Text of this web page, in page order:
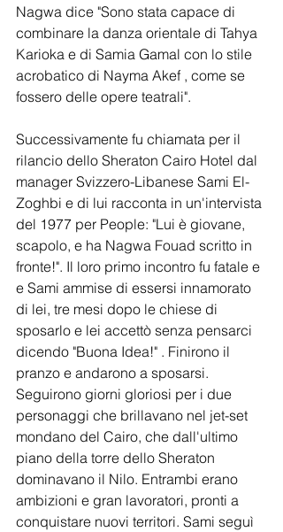
Nagwa dice "Sono stata capace di
combinare la danza orientale di Tahya
Karioka e di Samia Gamal con lo stile
acrobatico di Nayma Akef , come se
fossero delle opere teatrali".
Successivamente fu chiamata per il
rilancio dello Sheraton Cairo Hotel dal
manager Svizzero-Libanese Sami El-
Zoghbi e di lui racconta in un'intervista
del 1977 per People: "Lui è giovane,
scapolo, e ha Nagwa Fouad scritto in
fronte!". Il loro primo incontro fu fatale e
e Sami ammise di essersi innamorato
di lei, tre mesi dopo le chiese di
sposarlo e lei accettò senza pensarci
dicendo "Buona Idea!" . Finirono il
pranzo e andarono a sposarsi.
Seguirono giorni gloriosi per i due
personaggi che brillavano nel jet-set
mondano del Cairo, che dall'ultimo
piano della torre dello Sheraton
dominavano il Nilo. Entrambi erano
ambizioni e gran lavoratori, pronti a
conquistare nuovi territori. Sami seguì